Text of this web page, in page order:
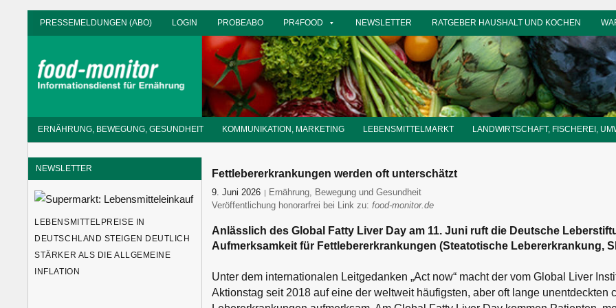
Zum
Inhalt
PRESSEMELDUNGEN (ABO) LOGIN PROBEABO PR4FOOD NEWSLETTER RATGEBER HAUSHALT UND KOCHEN
Informationsdienst
ERNÄHRUNG, BEWEGUNG, GESUNDHEIT KOMMUNIKATION, MARKETING LEBENSMITTELMARKT LANDWIRTSCHAFT, FISCHEREI,
Fettlebererkrankungen werden oft unterschätzt
9. Juni 2026 food-monitor
Ernährung, Bewegung und Gesundheit
Veröffentlichung honorarfrei bei Link zu: food-monitor.de
Anlässlich des Global Fatty Liver Day am 11. Juni ruft die Deutsche
Aufmerksamkeit für Fettlebererkrankungen (Steatotische Lebererkrankung,
Unter dem internationalen Leitgedanken „Act now“ macht der vom Global Liver
Aktionstag seit 2018 auf eine der weltweit häufigsten, aber oft lange unentdeckten
NEWSLETTER
LEBENSMITTELPREISE IN
DEUTSCHLAND STEIGEN DEUTLICH
STÄRKER ALS DIE ALLGEMEINE
INFLATION